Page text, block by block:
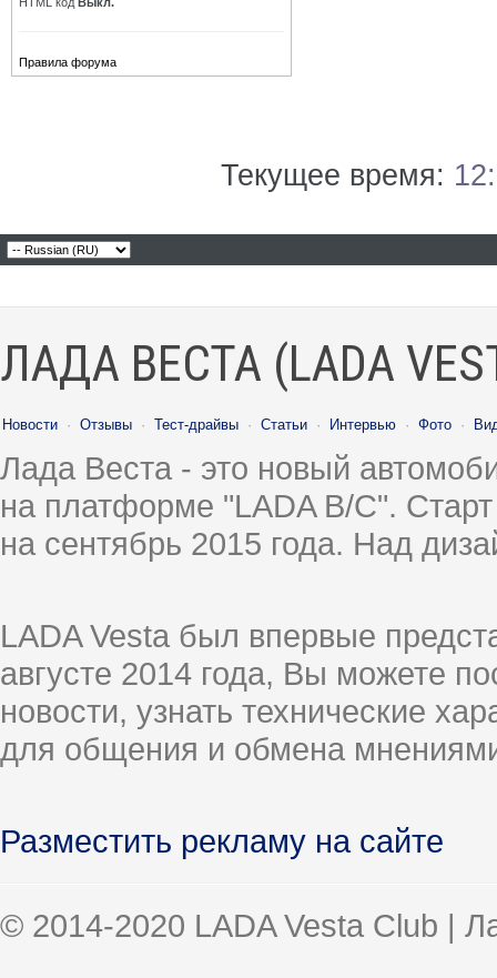
Правила форума
Текущее время:
ЛАДА ВЕСТА (LADA
Новости · Отзывы · Тест-драйвы · Статьи · Интервью · Фото ·
Лада Веста - это новый
на платформе "LADA B/C".
на сентябрь 2015 года. Над
LADA Vesta был впервые
августе 2014 года, Вы можете
новости, узнать технические
для общения и обмена
Разместить рекламу на сайте
© 2014-2020 LADA Vesta Club |